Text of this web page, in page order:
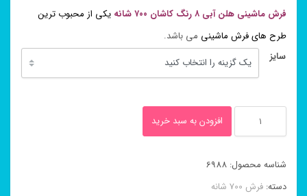
فرش ماشینی هلن آبی ۸ رنگ کاشان ۷۰۰ شانه
یکی از محبوب ترین
طرح های فرش ماشینی می باشد.
سایز
ماشینی
هلن
آبی
افزودن به سبد خرید
شناسه محصول: 6988
دسته: فرش 700 شانه